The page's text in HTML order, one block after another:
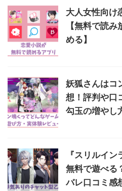
大人女性向け
【無料で読
める】
妖狐さんはコ
想！評判や口
勾玉の増やし
『スリルイ
無料で遊べる
バレ口コミ感